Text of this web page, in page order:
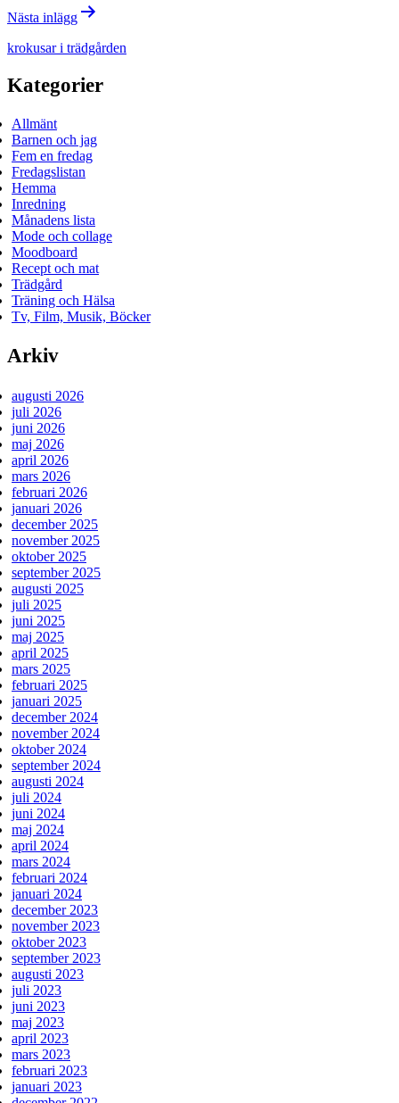
Nästa inlägg
krokusar i trädgården
Kategorier
Allmänt
Barnen och jag
Fem en fredag
Fredagslistan
Hemma
Inredning
Månadens lista
Mode och collage
Moodboard
Recept och mat
Trädgård
Träning och Hälsa
Tv, Film, Musik, Böcker
Arkiv
augusti 2026
juli 2026
juni 2026
maj 2026
april 2026
mars 2026
februari 2026
januari 2026
december 2025
november 2025
oktober 2025
september 2025
augusti 2025
juli 2025
juni 2025
maj 2025
april 2025
mars 2025
februari 2025
januari 2025
december 2024
november 2024
oktober 2024
september 2024
augusti 2024
juli 2024
juni 2024
maj 2024
april 2024
mars 2024
februari 2024
januari 2024
december 2023
november 2023
oktober 2023
september 2023
augusti 2023
juli 2023
juni 2023
maj 2023
april 2023
mars 2023
februari 2023
januari 2023